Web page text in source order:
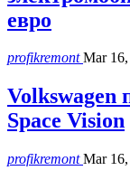
евро
profikremontMar
Volkswagen
Space Vision
profikremontMar